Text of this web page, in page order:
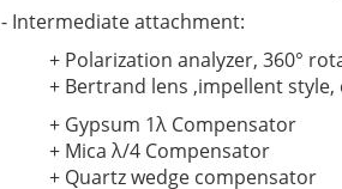
- Intermediate attachment:
+ Polarization analyzer, 360°
+ Bertrand lens ,impellent
+ Gypsum 1λ Compensator
+ Mica λ/4 Compensator
+ Quartz wedge compensator